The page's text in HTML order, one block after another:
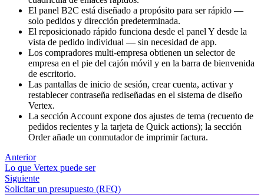
El panel B2C está diseñado a propósito para ser rápido —
solo pedidos y dirección predeterminada.
El reposicionado rápido funciona desde el panel Y desde la
vista de pedido individual — sin necesidad de app.
Los compradores multi-empresa obtienen un selector de
empresa en el pie del cajón móvil y en la barra de bienvenida
de escritorio.
Las pantallas de inicio de sesión, crear cuenta, activar y
restablecer contraseña rediseñadas en el sistema de diseño
Vertex.
La sección Account expone dos ajustes de tema (recuento de
pedidos recientes y la tarjeta de Quick actions); la sección
Order añade un conmutador de imprimir factura.
Anterior
Lo que Vertex puede ser
Siguiente
Solicitar un presupuesto (RFQ)